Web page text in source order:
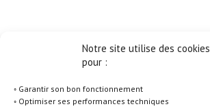
Notre site utilise des cookies
pour :
◦ Garantir son bon fonctionnement
◦ Optimiser ses performances techniques